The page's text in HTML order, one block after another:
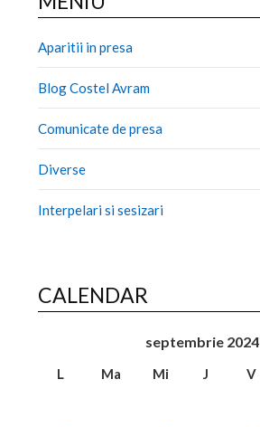
Aparitii in presa
Blog Costel Avram
Comunicate de presa
Diverse
Interpelari si sesizari
CALENDAR
septembrie 2024
L Ma Mi J V